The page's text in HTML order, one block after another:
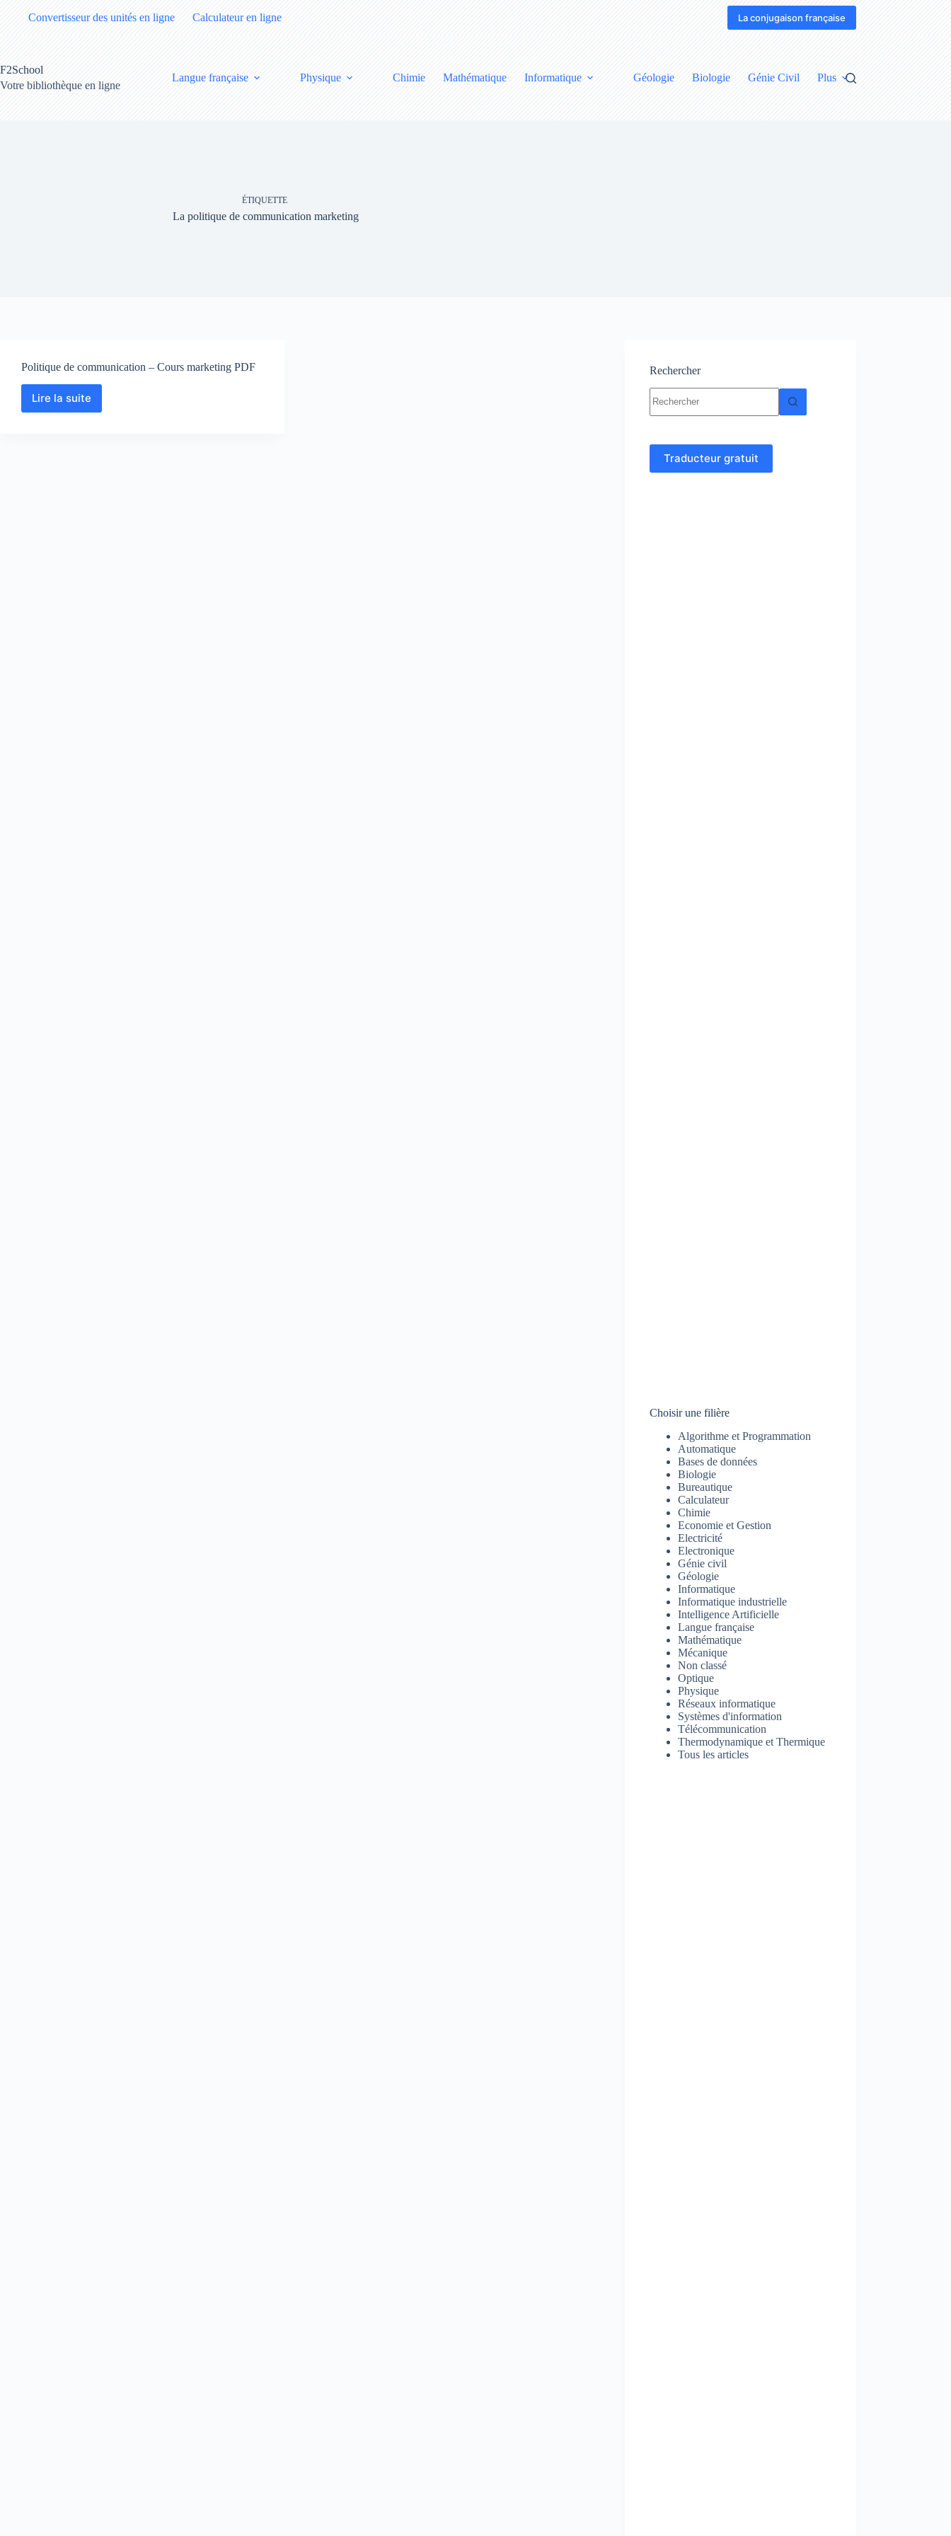
Convertisseur des unités en ligne Calculateur en ligne La conjugaison française
F2School
Votre bibliothèque en ligne
Langue française Physique Chimie Mathématique Informatique Géologie Biologie Génie Civil Plus
ÉTIQUETTE
La politique de communication marketing
Politique de communication – Cours marketing PDF
Lire la suite
Politique
Rechercher
résultat
Traducteur gratuit
Choisir une filière
Algorithme et Programmation
Automatique
Bases de données
Biologie
Bureautique
Calculateur
Chimie
Economie et Gestion
Electricité
Electronique
Génie civil
Géologie
Informatique
Informatique industrielle
Intelligence Artificielle
Langue française
Mathématique
Mécanique
Non classé
Optique
Physique
Réseaux informatique
Systèmes d'information
Télécommunication
Thermodynamique et Thermique
Tous les articles